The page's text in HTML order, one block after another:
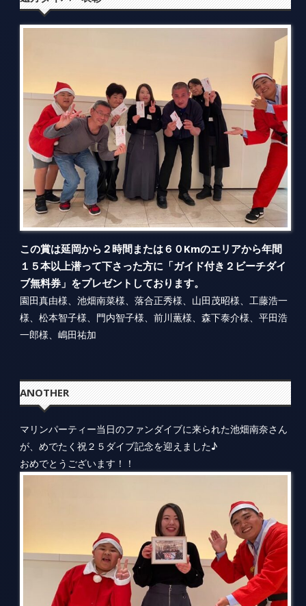
この賞は延岡から２時間または６０Kmのエリアから年間
１５本以上潜って下さった方に「ガイド付き２ビーチダイ
ブ無料券」をプレゼントしております。
園田真由様、池畑南菜様、落合正秀様、山田茂昭様、工藤浩一
様、松本智子様、門内智子様、前川薫様、森下泰介様、平田浩
一郎様、嶋田祐加
ANOTHER
マリンパーティー当日のファンダイブに来られた池畑南奈さん
が、めでたく祝２５ダイブ記念を迎えました♪
おめでとうございます！！